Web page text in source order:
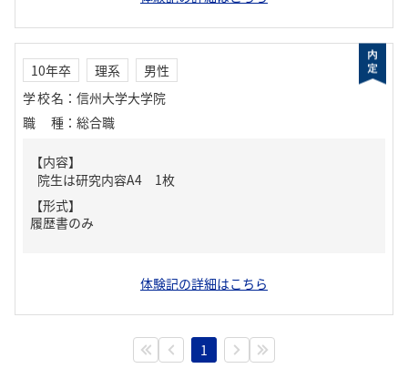
10年卒 理系
男性
学校名 ： 信州大学大学院
職種 ： 総合職
【内容】
院生は研究内容A4 1枚
【形式】
履歴書のみ
体験記の詳細はこちら
1